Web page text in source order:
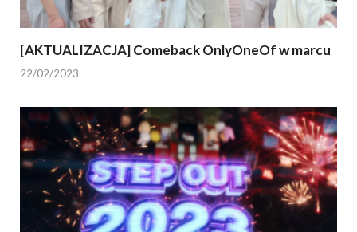
[AKTUALIZACJA] Comeback OnlyOneOf w marcu
22/02/2023